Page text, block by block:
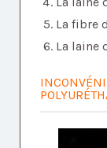
La fibre
La laine